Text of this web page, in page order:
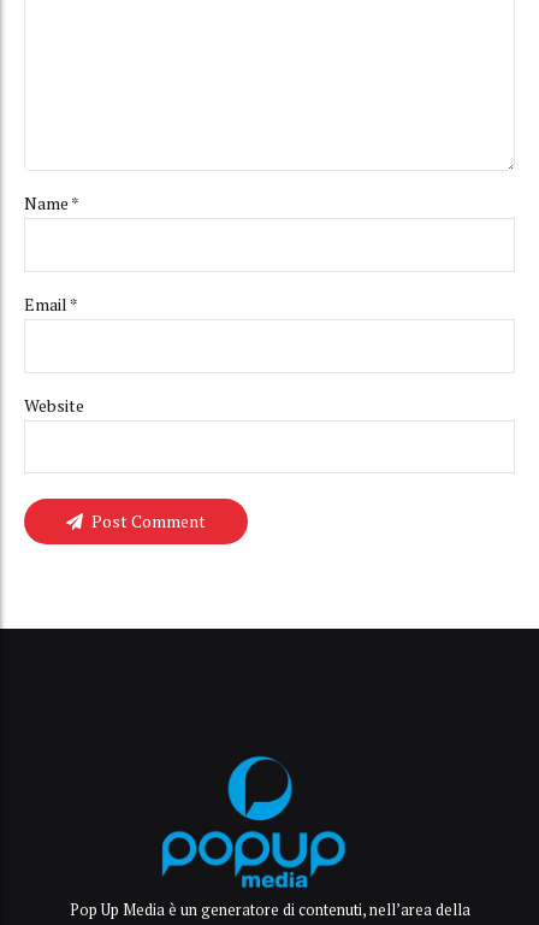
Name *
Email *
Website
Post Comment
Pop Up Media è un generatore di contenuti, nell’area della